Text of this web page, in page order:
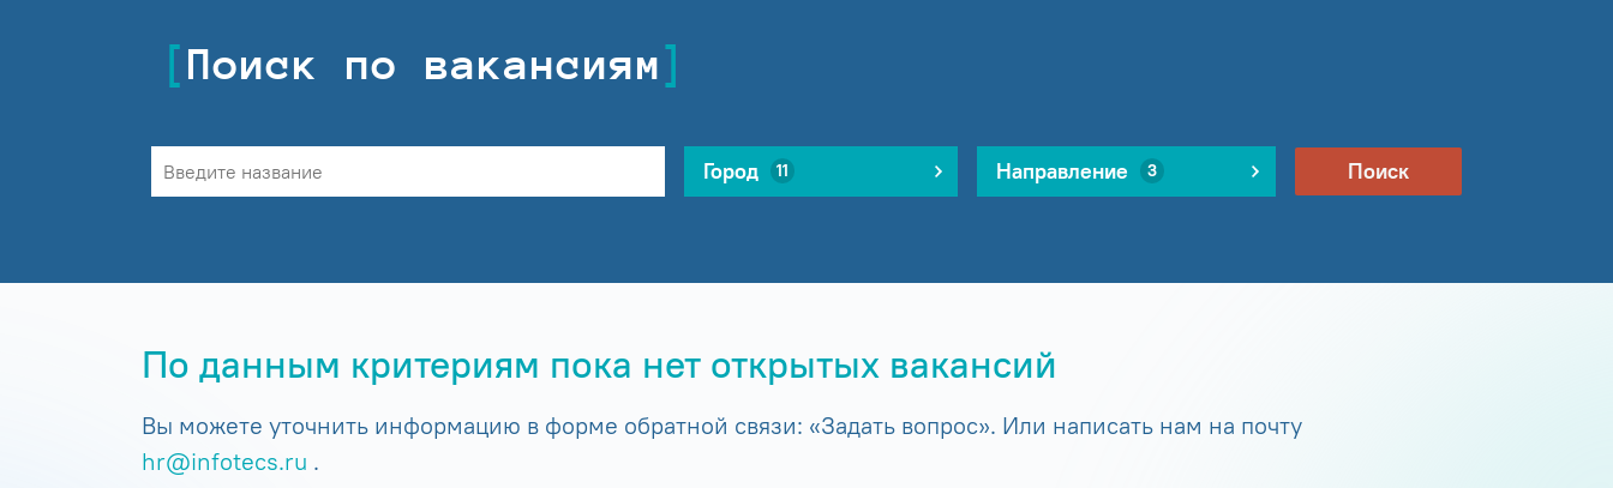
Поиск по вакансиям
Город 11 Направление 3 Поиск
По данным критериям пока нет открытых вакансий
Вы можете уточнить информацию в форме обратной связи: «Задать вопрос». Или написать нам на почту
hr@infotecs.ru .